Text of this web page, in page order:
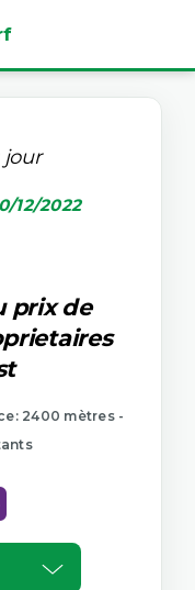
jour
12/2022
prix de
2400 mètres -